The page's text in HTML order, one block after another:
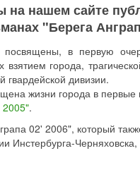
нашем сайте
"Берега
в первую
взятием города,
дивизии.
жизни города в
2005".
02' 2006", который
Инстербурга-